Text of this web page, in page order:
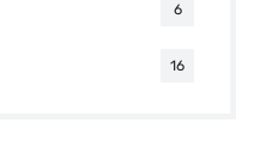
6
16